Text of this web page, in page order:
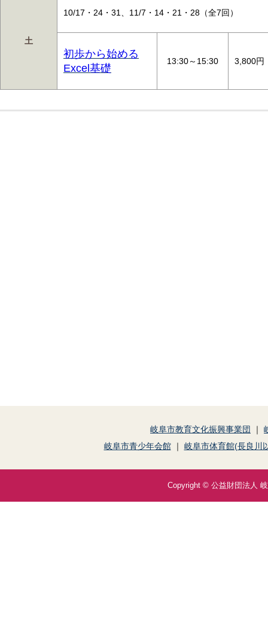
土
10/17・24・31、11/7・14・21・28（全7回）
初歩から始める
Excel基礎
13:30～15:30 3,800円
岐阜市教育文化振興事業団 ｜
岐阜市青少年会館｜ 岐阜市体育館(長良川
Copyright © 公益財団法人